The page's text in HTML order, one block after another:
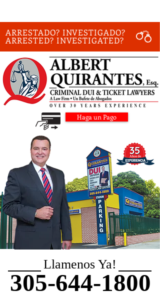
ARRESTADO? INVESTIGADO?
ARRESTED? INVESTIGATED?
Haga un Pago
Llamenos Ya!
305-644-1800